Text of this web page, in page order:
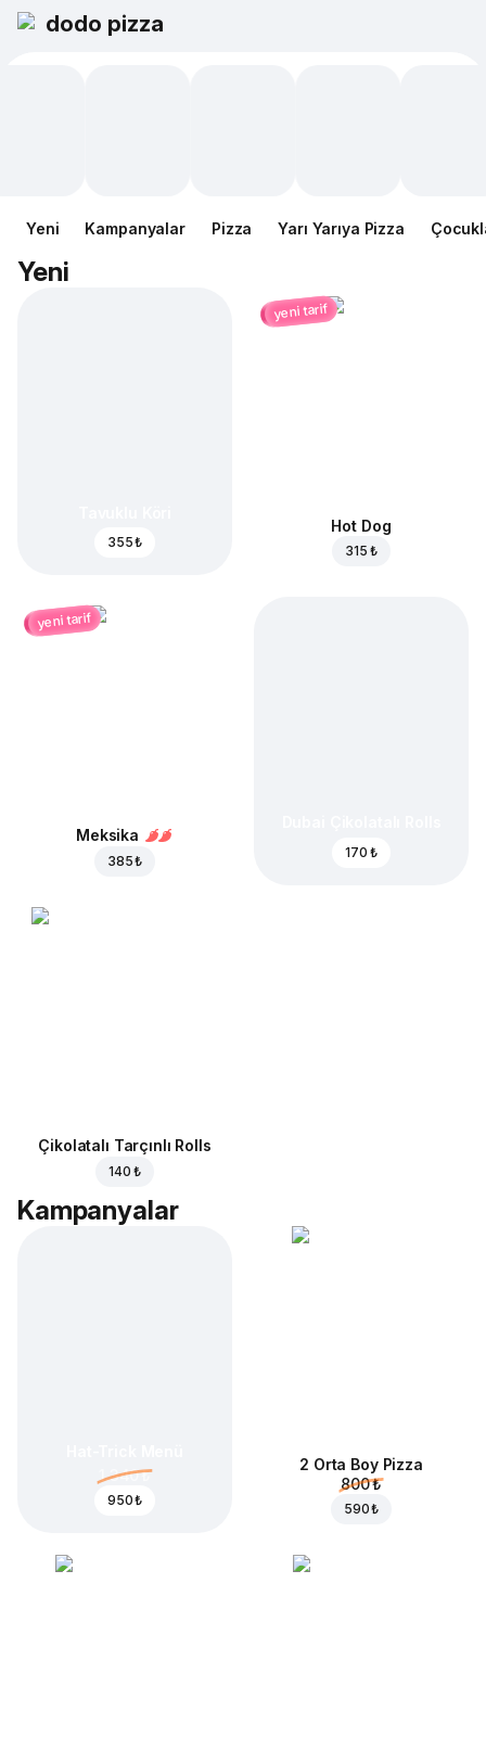
dodo pizza
Yeni Kampanyalar Pizza Yarı Yarıya Pizza
Yeni
355 ₺
yeni tarif
Hot Dog
315 ₺
yeni tarif
Meksika
385 ₺
170 ₺
Çikolatalı Tarçınlı Rolls
140 ₺
Kampanyalar
1.340 ₺
950 ₺
2 Orta Boy Pizza
800 ₺
590 ₺